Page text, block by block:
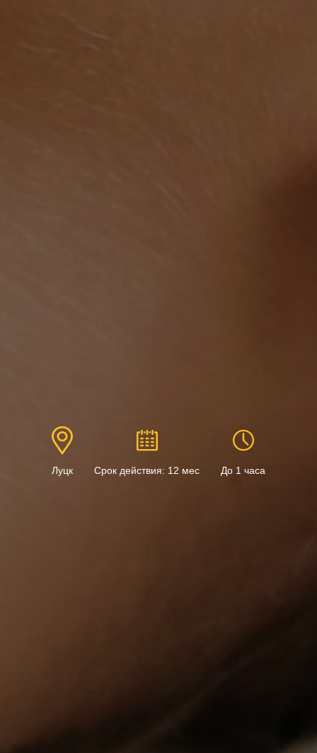
Луцк Срок действия: 12 мес До 1 часа